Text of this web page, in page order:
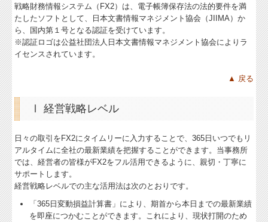
戦略財務情報システム（FX2） は、電子帳簿保存法の法的要件を満
たしたソフトとして、日本文書情報マネジメント協会（JIIMA）か
ら、国内第１号となる認証を受けています。
※認証ロゴは公益社団法人日本文書情報マネジメント協会によりラ
イセンスされています。
▲ 戻る
Ⅰ 経営戦略レベル
日々の取引をFX2にタイムリーに入力することで、365日いつでもリ
アルタイムに全社の最新業績を把握することができます。当事務所
では、経営者の皆様がFX2をフル活用できるように、親切・丁寧に
サポートします。
経営戦略レベルでの主な活用法は次のとおりです。
「365日変動損益計算書」により、期首から本日までの最新業績
を即座につかむことができます。これにより、現状打開のため